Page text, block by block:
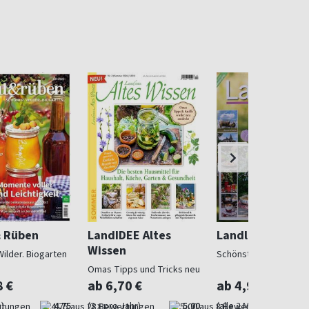
Biogarten
€
4,75
LandIDEE Altes
Wissen
Omas Tipps und Tricks neu
entdeckt
ab 6,70 €
(3 x pro Jahr) 5,00
Landlust
Schönstes Landleben
ab 4,97 €
(alle 2 Monate)